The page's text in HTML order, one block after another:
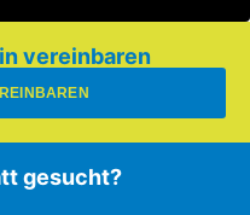
vereinbaren
gesucht?